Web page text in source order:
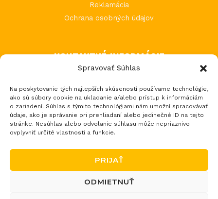
Spravovať Súhlas
Na poskytovanie tých najlepších skúseností používame technológie,
ako sú súbory cookie na ukladanie a/alebo prístup k informáciám
o zariadení. Súhlas s týmito technológiami nám umožní spracovávať
údaje, ako je správanie pri prehliadaní alebo jedinečné ID na tejto
stránke. Nesúhlas alebo odvolanie súhlasu môže nepriaznivo
ovplyvniť určité vlastnosti a funkcie.
PRIJAŤ
ODMIETNUŤ
Reklamácia
Ochrana osobných údajov
KONTAKTNÉ INFORMÁCIE
Považská Teplá 602
017 05 Považská Bystrica 5
tel.: +421 903 232 273
email: loptos@loptos.sk